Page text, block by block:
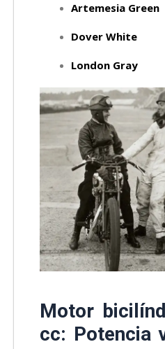
Artemesia Green
Dover White
London Gray
Motor
cc: Potencia